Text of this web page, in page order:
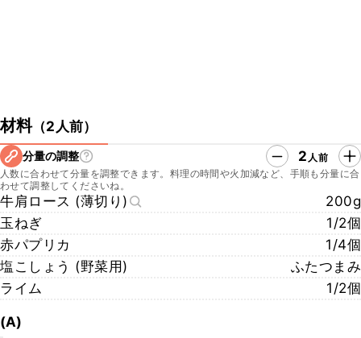
材料（2人前）
分量の調整 2 人前
人数に合わせて分量を調整できます。料理の時間や火加減など、手順も分量に合
わせて調整してくださいね。
牛肩ロース (薄切り)
200g
玉ねぎ
1/2個
赤パプリカ
1/4個
塩こしょう (野菜用)
ふたつまみ
ライム
1/2個
(A)